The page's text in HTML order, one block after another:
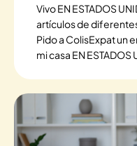
Vivo EN ESTADOS
artículos de
Pido a ColisExpat un
mi casa EN ESTADOS